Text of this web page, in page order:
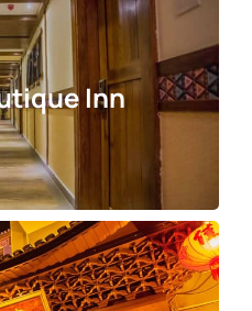
Inn